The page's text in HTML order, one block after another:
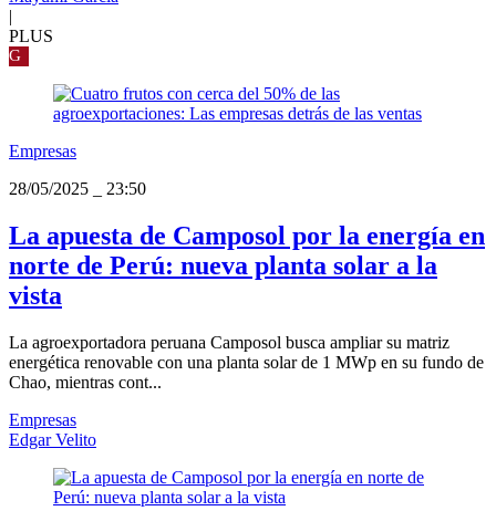
|
PLUS
G
Empresas
28/05/2025
23:50
La apuesta de Camposol por la energía en
norte de Perú: nueva planta solar a la
vista
La agroexportadora peruana Camposol busca ampliar su matriz
energética renovable con una planta solar de 1 MWp en su fundo de
Chao, mientras cont...
Empresas
Edgar Velito